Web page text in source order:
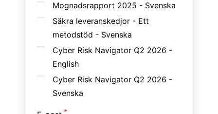
Mognadsrapport 2025 - Svenska
Säkra leveranskedjor - Ett
metodstöd - Svenska
Cyber Risk Navigator Q2 2026 -
English
Cyber Risk Navigator Q2 2026 -
Svenska